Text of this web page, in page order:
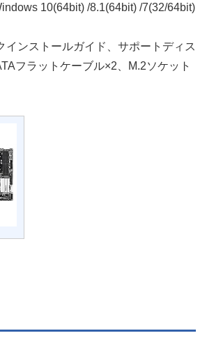
10(64bit) /8.1(64bit) /7(32/64bit)
インストールガイド、サポートディス
フラットケーブル×2、M.2ソケット